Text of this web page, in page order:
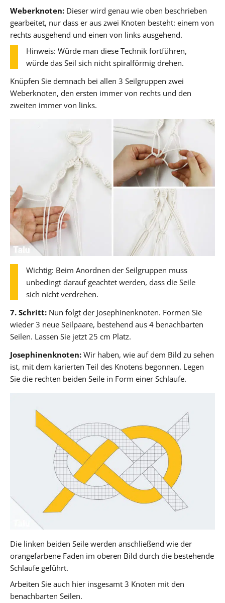
Weberknoten: Dieser wird genau wie oben beschrieben
gearbeitet, nur dass er aus zwei Knoten besteht: einem von
rechts ausgehend und einen von links ausgehend.
Hinweis: Würde man diese Technik fortführen,
würde das Seil sich nicht spiralförmig drehen.
Knüpfen Sie demnach bei allen 3 Seilgruppen zwei
Weberknoten, den ersten immer von rechts und den
zweiten immer von links.
Wichtig: Beim Anordnen der Seilgruppen muss
unbedingt darauf geachtet werden, dass die Seile
sich nicht verdrehen.
7. Schritt: Nun folgt der Josephinenknoten. Formen Sie
wieder 3 neue Seilpaare, bestehend aus 4 benachbarten
Seilen. Lassen Sie jetzt 25 cm Platz.
Josephinenknoten: Wir haben, wie auf dem Bild zu sehen
ist, mit dem karierten Teil des Knotens begonnen. Legen
Sie die rechten beiden Seile in Form einer Schlaufe.
Die linken beiden Seile werden anschließend wie der
orangefarbene Faden im oberen Bild durch die bestehende
Schlaufe geführt.
Arbeiten Sie auch hier insgesamt 3 Knoten mit den
benachbarten Seilen.